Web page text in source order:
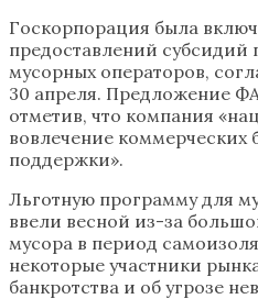
Госкорпорация была
предоставлений субсидий
мусорных операторов,
30 апреля. Предложение
отметив, что компания
вовлечение коммерческих
поддержки».
Льготную программу для
ввели весной из-за
мусора в период
некоторые участники
банкротства и об угрозе